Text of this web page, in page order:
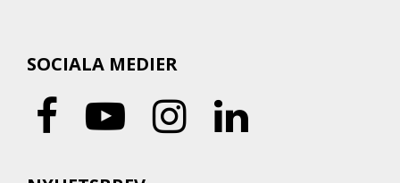
SOCIALA MEDIER